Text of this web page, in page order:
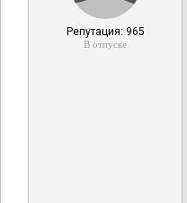
Репутация: 965
В отпуске